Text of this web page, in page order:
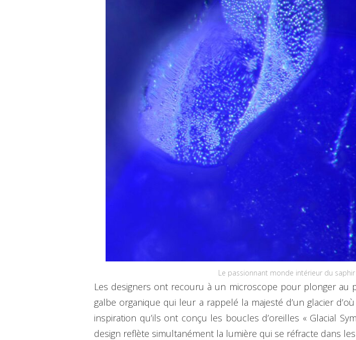
Le passionnant monde intérieur du
Les designers ont recouru à un microscope pour plonger
galbe organique qui leur a rappelé la majesté d’un glacier
inspiration qu’ils ont conçu les boucles d’oreilles « Glacial
design reflète simultanément la lumière qui se réfracte dans